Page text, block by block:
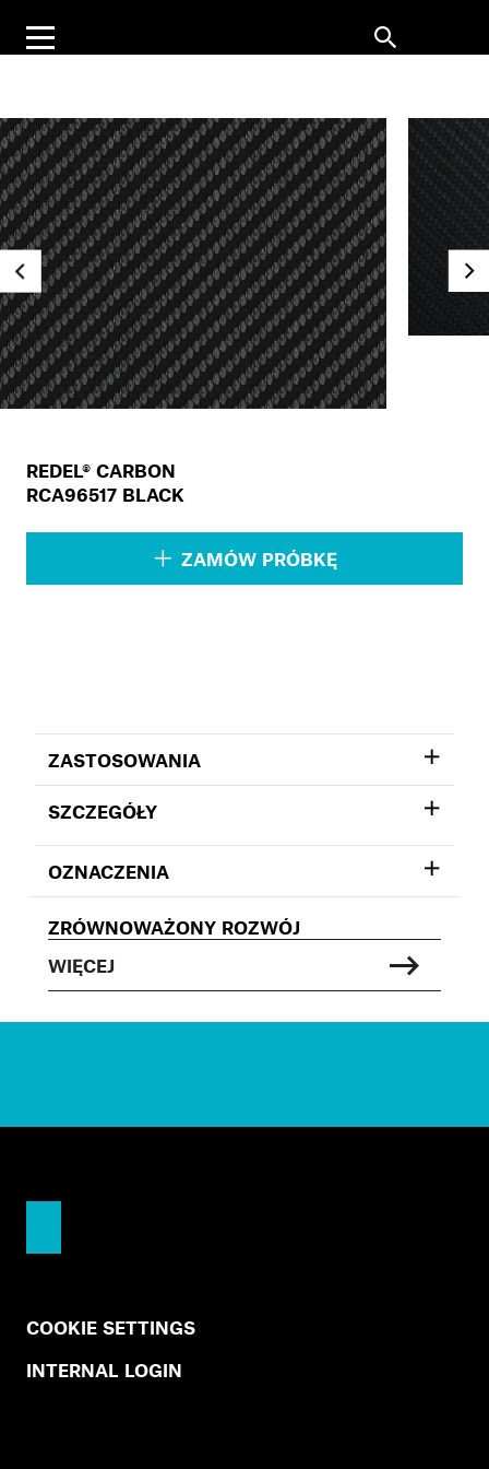
REDEL® CARBON
RCA96517 BLACK
ZAMÓW PRÓBKĘ
ZASTOSOWANIA
SZCZEGÓŁY
OZNACZENIA
ZRÓWNOWAŻONY ROZWÓJ
WIĘCEJ
COOKIE SETTINGS
INTERNAL LOGIN